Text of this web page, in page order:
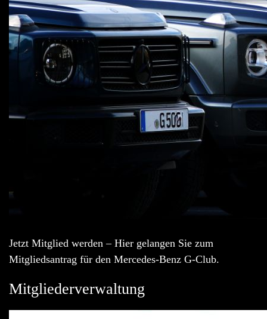
Jetzt Mitglied werden – Hier gelangen Sie zum
Mitgliedsantrag für den Mercedes-Benz G-Club.
Mitgliederverwaltung